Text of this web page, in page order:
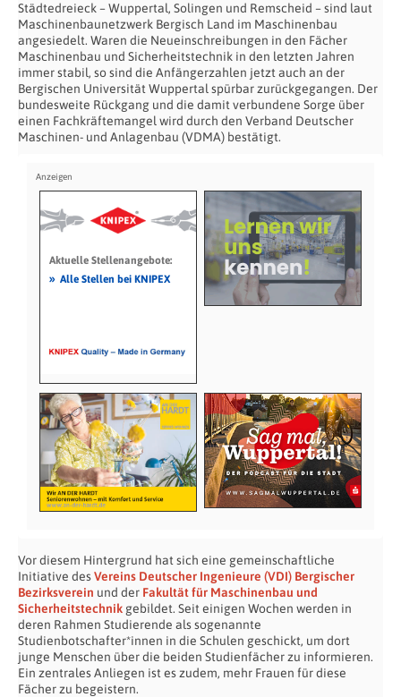
Städtedreieck – Wuppertal, Solingen und Remscheid – sind laut
Maschinenbaunetzwerk Bergisch Land im Maschinenbau
angesiedelt. Waren die Neueinschreibungen in den Fächer
Maschinenbau und Sicherheitstechnik in den letzten Jahren
immer stabil, so sind die Anfängerzahlen jetzt auch an der
Bergischen Universität Wuppertal spürbar zurückgegangen. Der
bundesweite Rückgang und die damit verbundene Sorge über
einen Fachkräftemangel wird durch den Verband Deutscher
Maschinen- und Anlagenbau (VDMA) bestätigt.
Aktuelle Stellenangebote:
» Alle Stellen bei KNIPEX
Vor diesem Hintergrund hat sich eine gemeinschaftliche
Initiative desVereins Deutscher Ingenieure (VDI) Bergischer
Bezirksverein und der Fakultät für Maschinenbau und
Sicherheitstechnik gebildet. Seit einigen Wochen werden in
deren Rahmen Studierende als sogenannte
Studienbotschafter*innen in die Schulen geschickt, um dort
junge Menschen über die beiden Studienfächer zu informieren.
Ein zentrales Anliegen ist es zudem, mehr Frauen für diese
Fächer zu begeistern.